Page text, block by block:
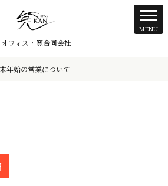
オフィス・寛合同会社
年始の営業について